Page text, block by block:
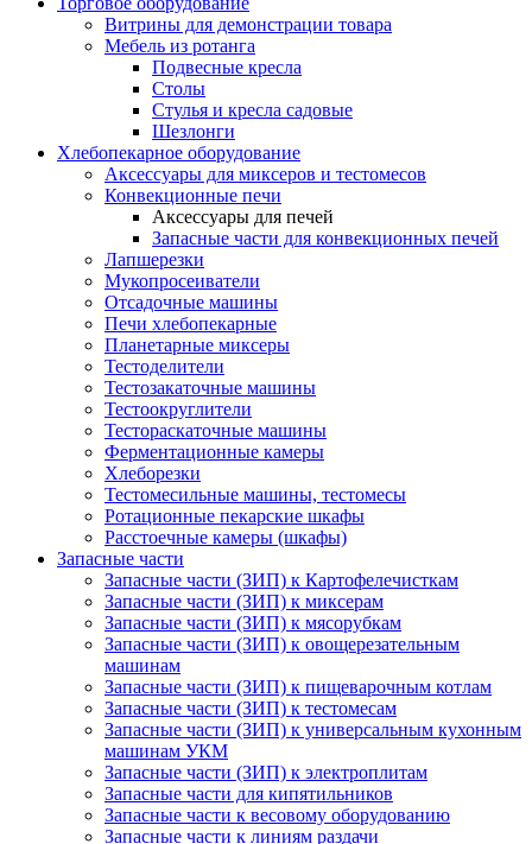
Витрины для демонстрации товара
Мебель из ротанга
Подвесные кресла
Столы
Стулья и кресла садовые
Шезлонги
Хлебопекарное оборудование
Аксессуары для миксеров и тестомесов
Конвекционные печи
Аксессуары для печей
Запасные части для конвекционных печей
Лапшерезки
Мукопросеиватели
Отсадочные машины
Печи хлебопекарные
Планетарные миксеры
Тестоделители
Тестозакаточные машины
Тестоокруглители
Тестораскаточные машины
Ферментационные камеры
Хлеборезки
Тестомесильные машины, тестомесы
Ротационные пекарские шкафы
Расстоечные камеры (шкафы)
Запасные части
Запасные части (ЗИП) к Картофелечисткам
Запасные части (ЗИП) к миксерам
Запасные части (ЗИП) к мясорубкам
Запасные части (ЗИП) к овощерезательным
машинам
Запасные части (ЗИП) к пищеварочным котлам
Запасные части (ЗИП) к тестомесам
Запасные части (ЗИП) к универсальным кухонным
машинам УКМ
Запасные части (ЗИП) к электроплитам
Запасные части для кипятильников
Запасные части к весовому оборудованию
Запасные части к линиям раздачи